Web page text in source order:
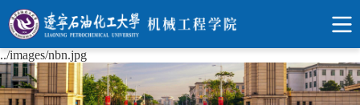
../images/nbn.jpg